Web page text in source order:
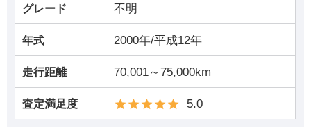
グレード 不明
年式 2000年/平成12年
走行距離 70,001～75,000km
査定満足度 5.0